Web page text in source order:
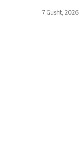
7 Gusht, 2026